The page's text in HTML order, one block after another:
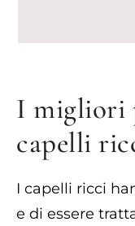
I migliori
capelli
I capelli ricci
e di essere